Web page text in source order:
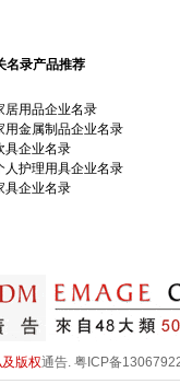
名录产品推荐
居用品企业名录
用金属制品企业名录
具企业名录
人护理用具企业名录
具企业名录
版权通告. 粤ICP备